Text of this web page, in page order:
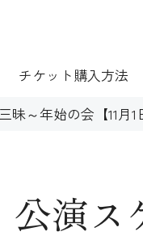
チケット購入方法
アクセス フロ
施設
ワー
～年始の会【11月1
公演ス